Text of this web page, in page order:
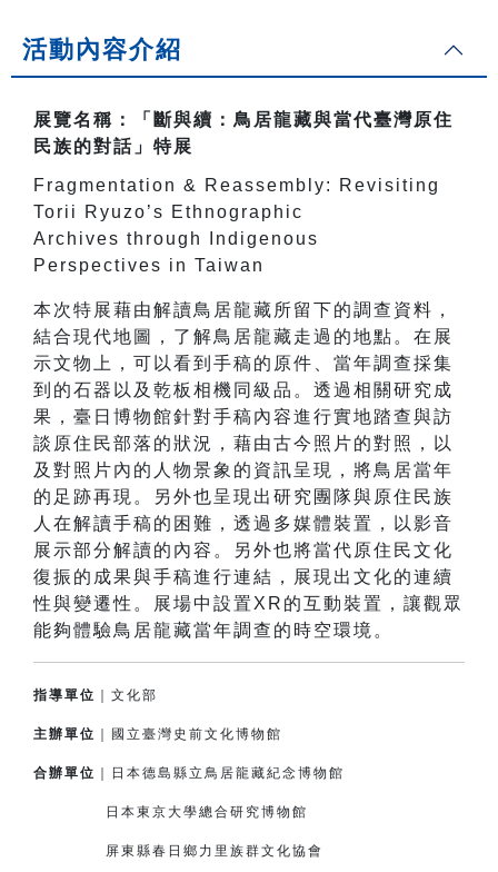
活動內容介紹
展覽名稱：「斷與續：鳥居龍藏與當代臺灣原住
民族的對話」特展
Fragmentation & Reassembly: Revisiting
Torii Ryuzo’s Ethnographic
Archives through Indigenous
Perspectives in Taiwan
本次特展藉由解讀鳥居龍藏所留下的調查資料，
結合現代地圖，了解鳥居龍藏走過的地點。在展
示文物上，可以看到手稿的原件、當年調查採集
到的石器以及乾板相機同級品。透過相關研究成
果，臺日博物館針對手稿內容進行實地踏查與訪
談原住民部落的狀況，藉由古今照片的對照，以
及對照片內的人物景象的資訊呈現，將鳥居當年
的足跡再現。另外也呈現出研究團隊與原住民族
人在解讀手稿的困難，透過多媒體裝置，以影音
展示部分解讀的內容。另外也將當代原住民文化
復振的成果與手稿進行連結，展現出文化的連續
性與變遷性。展場中設置XR的互動裝置，讓觀眾
能夠體驗鳥居龍藏當年調查的時空環境。
指導單位 ｜文化部
主辦單位 ｜國立臺灣史前文化博物館
合辦單位 ｜日本德島縣立鳥居龍藏紀念博物館
日本東京大學總合研究博物館
屏東縣春日鄉力里族群文化協會